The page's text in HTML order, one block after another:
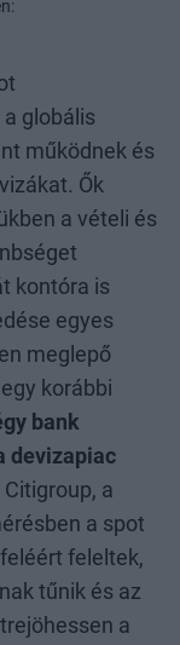
globális
működnek és
Ők
a vételi és
kontóra is
egyes
meglepő
korábbi
bank
devizapiac
a
a spot
feleltek,
tűnik és az
a